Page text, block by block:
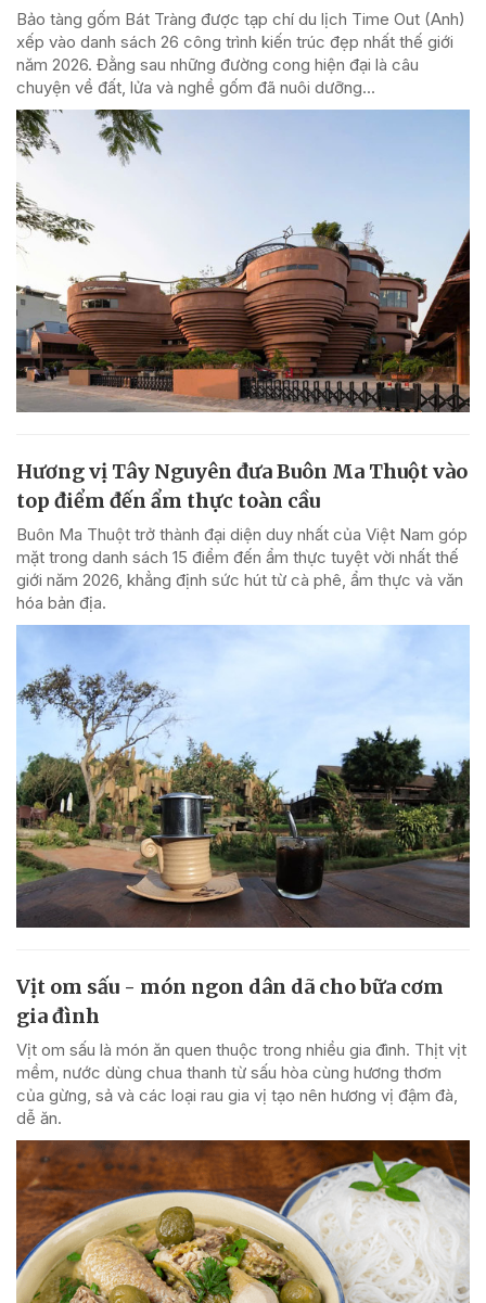
Bảo tàng gốm Bát Tràng được tạp chí du lịch Time Out (Anh)
xếp vào danh sách 26 công trình kiến trúc đẹp nhất thế giới
năm 2026. Đằng sau những đường cong hiện đại là câu
chuyện về đất, lửa và nghề gốm đã nuôi dưỡng...
Hương vị Tây Nguyên đưa Buôn Ma Thuột vào
top điểm đến ẩm thực toàn cầu
Buôn Ma Thuột trở thành đại diện duy nhất của Việt Nam góp
mặt trong danh sách 15 điểm đến ẩm thực tuyệt vời nhất thế
giới năm 2026, khẳng định sức hút từ cà phê, ẩm thực và văn
hóa bản địa.
Vịt om sấu - món ngon dân dã cho bữa cơm
gia đình
Vịt om sấu là món ăn quen thuộc trong nhiều gia đình. Thịt vịt
mềm, nước dùng chua thanh từ sấu hòa cùng hương thơm
của gừng, sả và các loại rau gia vị tạo nên hương vị đậm đà,
dễ ăn.